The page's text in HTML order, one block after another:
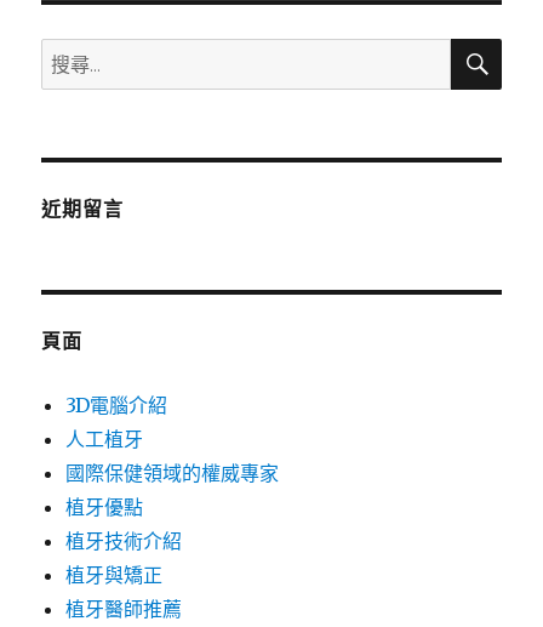
搜
尋
鍵
搜
近期留言
頁面
3D電腦介紹
人工植牙
國際保健領域的權威專家
植牙優點
植牙技術介紹
植牙與矯正
植牙醫師推薦